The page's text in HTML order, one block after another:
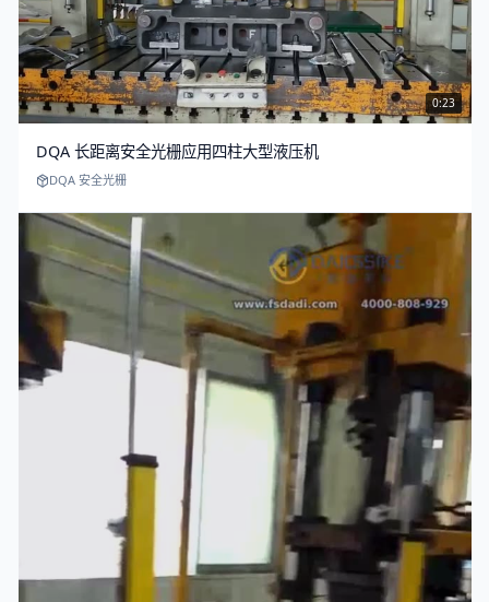
0:23
DQA 长距离安全光栅应用四柱大型液压机
DQA 安全光栅